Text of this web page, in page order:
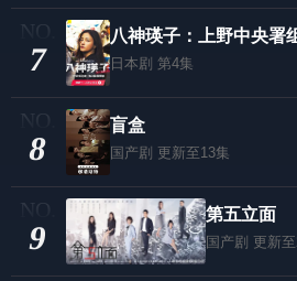
7
八神瑛子：上野中央署
日本剧 第4集
8
盲盒
国产剧 更新至13集
9
第五立面
国产剧 更新